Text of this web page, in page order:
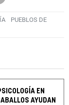
PUEBLOS DE
EN
AYUDAN